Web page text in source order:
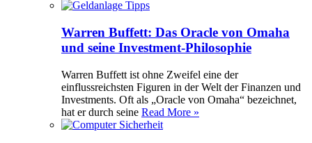
Warren Buffett: Das Oracle von Omaha
und seine Investment-Philosophie
Warren Buffett ist ohne Zweifel eine der
einflussreichsten Figuren in der Welt der Finanzen und
Investments. Oft als „Oracle von Omaha“ bezeichnet,
hat er durch seine Read More »